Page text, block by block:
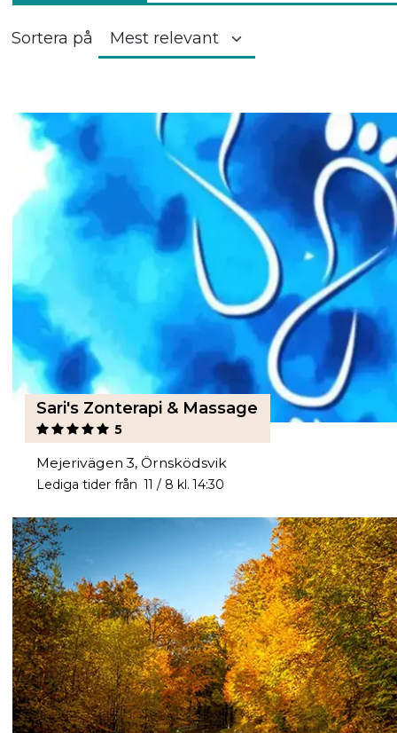
Sortera på
Sari's Zonterapi & Massage
5
Mejerivägen 3, Örnsködsvik
Lediga tider från 11 / 8 kl. 14:30